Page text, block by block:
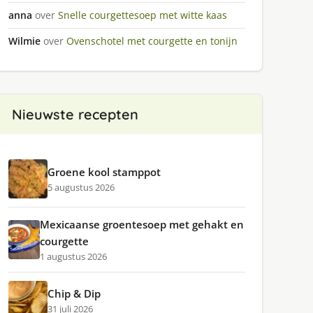
anna over Snelle courgettesoep met witte kaas
Wilmie over Ovenschotel met courgette en tonijn
Nieuwste recepten
Groene kool stamppot
5 augustus 2026
Mexicaanse groentesoep met gehakt en
courgette
1 augustus 2026
Chip & Dip
31 juli 2026